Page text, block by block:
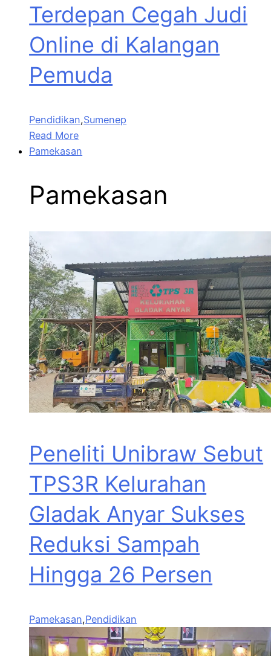
Terdepan Cegah Judi
Online di Kalangan
Pemuda
Pendidikan,Sumenep
Read More
Pamekasan
Pamekasan
Peneliti Unibraw Sebut
TPS3R Kelurahan
Gladak Anyar Sukses
Reduksi Sampah
Hingga 26 Persen
Pamekasan,Pendidikan